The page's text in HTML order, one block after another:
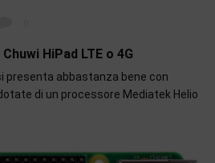
HiPad LTE o 4G
presenta abbastanza bene con
di un processore Mediatek Helio